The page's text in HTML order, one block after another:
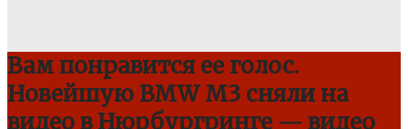
Вам понравится ее голос.
Новейшую BMW M3 сняли на
видео в Нюрбургринге — видео